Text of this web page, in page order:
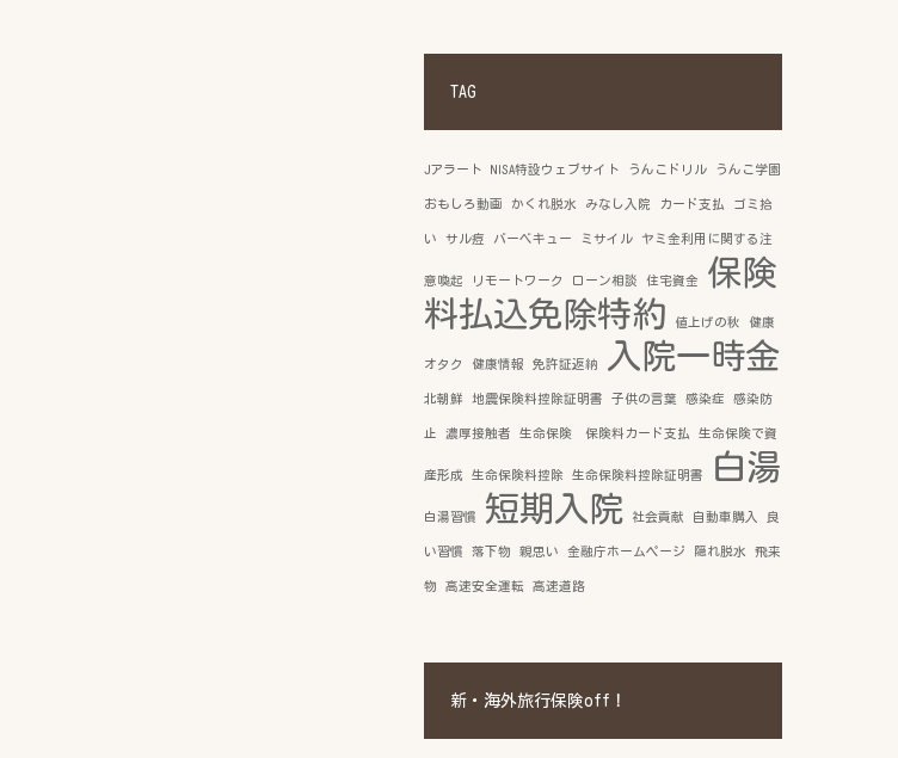
TAG
Jアラート NISA特設ウェブサイト うんこドリル うんこ学園
おもしろ動画 かくれ脱水 みなし入院 カード支払 ゴミ拾
い サル痘 バーベキュー ミサイル ヤミ金利用に関する注
意喚起 リモートワーク ローン相談 住宅資金
保険
料払込免除特約
値上げの秋 健康
オタク 健康情報 免許証返納 入院一時金
北朝鮮 地震保険料控除証明書 子供の言葉 感染症 感染防
止 濃厚接触者 生命保険 保険料カード支払 生命保険で資
産形成 生命保険料控除 生命保険料控除証明書 白湯
白湯習慣 短期入院 社会貢献 自動車購入 良
い習慣 落下物 親思い 金融庁ホームページ 隠れ脱水 飛来
物 高速安全運転 高速道路
新・海外旅行保険off！